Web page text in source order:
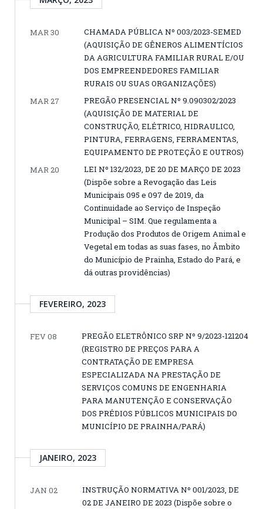
MAR 30
CHAMADA PÚBLICA Nº 003/2023-SEMED
(AQUISIÇÃO DE GÊNEROS ALIMENTÍCIOS
DA AGRICULTURA FAMILIAR RURAL E/OU
DOS EMPREENDEDORES FAMILIAR
RURAIS OU SUAS ORGANIZAÇÕES)
MAR 27
PREGÃO PRESENCIAL Nº 9.090302/2023
(AQUISIÇÃO DE MATERIAL DE
CONSTRUÇÃO, ELÉTRICO, HIDRAULICO,
PINTURA, FERRAGENS, FERRAMENTAS,
EQUIPAMENTO DE PROTEÇÃO E OUTROS)
MAR 20
LEI Nº 132/2023, DE 20 DE MARÇO DE 2023
(Dispõe sobre a Revogação das Leis
Municipais 095 e 097 de 2019, da
Continuidade ao Serviço de Inspeção
Municipal – SIM. Que regulamenta a
Produção dos Produtos de Origem Animal e
Vegetal em todas as suas fases, no Âmbito
do Município de Prainha, Estado do Pará, e
dá outras providências)
FEVEREIRO, 2023
FEV 08
PREGÃO ELETRÔNICO SRP Nº 9/2023-121204
(REGISTRO DE PREÇOS PARA A
CONTRATAÇÃO DE EMPRESA
ESPECIALIZADA NA PRESTAÇÃO DE
SERVIÇOS COMUNS DE ENGENHARIA
PARA MANUTENÇÃO E CONSERVAÇÃO
DOS PRÉDIOS PÚBLICOS MUNICIPAIS DO
MUNICÍPIO DE PRAINHA/PARÁ)
JANEIRO, 2023
JAN 02
INSTRUÇÃO NORMATIVA Nº 001/2023, DE
02 DE JANEIRO DE 2023 (Dispõe sobre o